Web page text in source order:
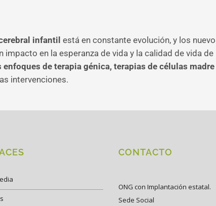
infantil está en constante evolución, y los
en la esperanza de vida y la calidad de vida
enfoques de terapia génica, terapias de células
intervenciones.
CONTACTO
ONG con Implantación estatal.
Sede Social